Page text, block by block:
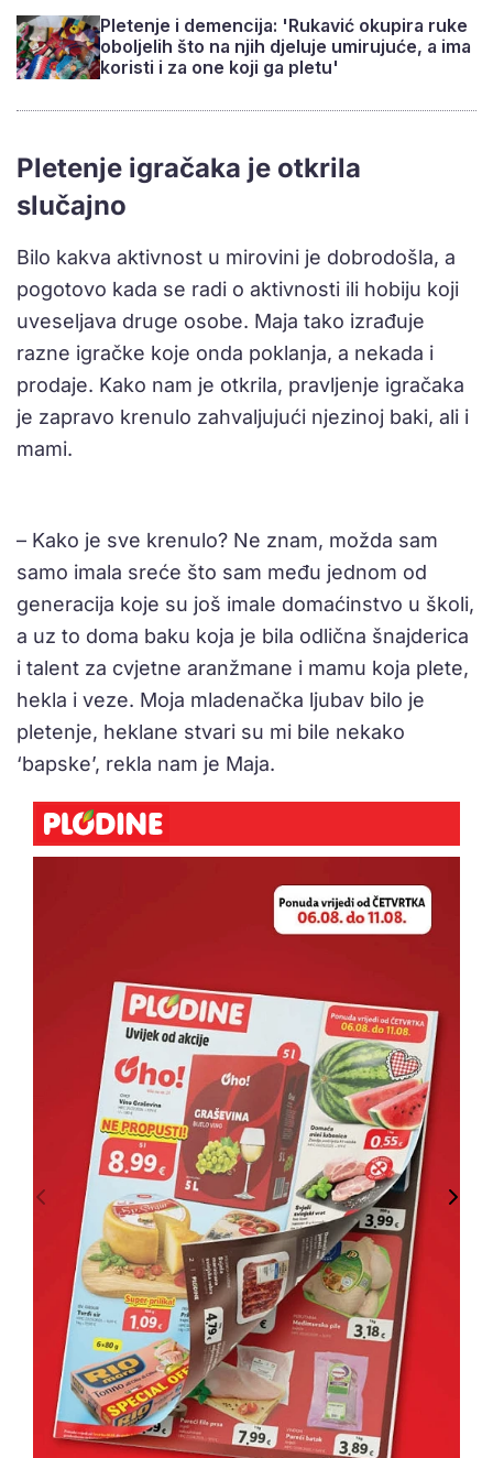
Pletenje i demencija: 'Rukavić okupira ruke
oboljelih što na njih djeluje umirujuće, a ima
koristi i za one koji ga pletu'
Pletenje igračaka je otkrila
slučajno
Bilo kakva aktivnost u mirovini je dobrodošla, a
pogotovo kada se radi o aktivnosti ili hobiju koji
uveseljava druge osobe. Maja tako izrađuje
razne igračke koje onda poklanja, a nekada i
prodaje. Kako nam je otkrila, pravljenje igračaka
je zapravo krenulo zahvaljujući njezinoj baki, ali i
mami.
– Kako je sve krenulo? Ne znam, možda sam
samo imala sreće što sam među jednom od
generacija koje su još imale domaćinstvo u školi,
a uz to doma baku koja je bila odlična šnajderica
i talent za cvjetne aranžmane i mamu koja plete,
hekla i veze. Moja mladenačka ljubav bilo je
pletenje, heklane stvari su mi bile nekako
‘bapske’, rekla nam je Maja.